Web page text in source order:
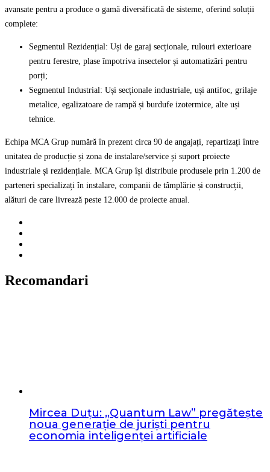
avansate pentru a produce o gamă diversificată de sisteme, oferind soluții
complete:
Segmentul Rezidențial: Uși de garaj secționale, rulouri exterioare
pentru ferestre, plase împotriva insectelor și automatizări pentru
porți;
Segmentul Industrial: Uși secționale industriale, uși antifoc, grilaje
metalice, egalizatoare de rampă și burdufe izotermice, alte uși
tehnice.
Echipa MCA Grup numără în prezent circa 90 de angajați, repartizați între
unitatea de producție și zona de instalare/service și suport proiecte
industriale și rezidențiale. MCA Grup își distribuie produsele prin 1.200 de
parteneri specializați în instalare, companii de tâmplărie și construcții,
alături de care livrează peste 12.000 de proiecte anual.
Recomandari
Mircea Duțu: „Quantum Law” pregătește
noua generație de juriști pentru
economia inteligenței artificiale